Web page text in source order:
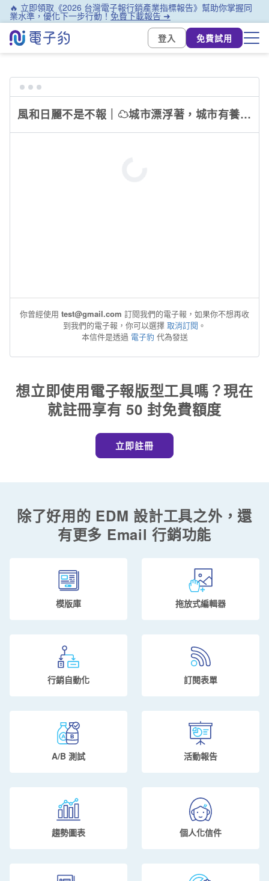
🔥 立即領取《2026 台灣電子報行銷產業指標報告》幫助你掌握同
業水準，優化下一步行動！免費下載報告 ➜
登入
免費試用
風和日麗不是不報｜☁城市漂浮著，城市有養分☁
你曾經使用 test@gmail.com 訂閱我們的電子報，如果你不想再收
到我們的電子報，你可以選擇 取消訂閱 。
本信件是透過 電子豹 代為發送
想立即使用電子報版型工具嗎？現在
就註冊享有 50 封免費額度
立即註冊
除了好用的 EDM 設計工具之外，還
有更多 Email 行銷功能
模版庫 拖放式編輯器
行銷自動化 訂閱表單
A/B 測試 活動報告
趨勢圖表 個人化信件